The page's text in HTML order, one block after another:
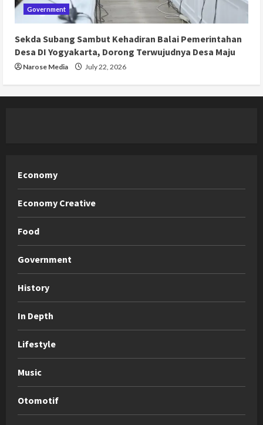
Government
Sekda Subang Sambut Kehadiran Balai Pemerintahan
Desa DI Yogyakarta, Dorong Terwujudnya Desa Maju
Narose Media July 22, 2026
Economy
Economy Creative
Food
Government
History
In Depth
Lifestyle
Music
Otomotif